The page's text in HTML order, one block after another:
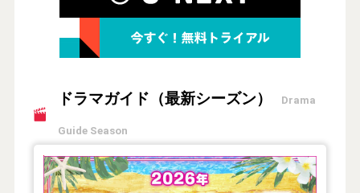
ドラマガイド（最新シーズン） Drama
Guide Season
【2026年夏】TVドラマガイド